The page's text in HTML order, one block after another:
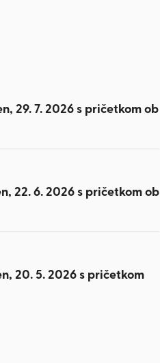
29. 7. 2026 s pričetkom ob
22. 6. 2026 s pričetkom ob
20. 5. 2026 s pričetkom